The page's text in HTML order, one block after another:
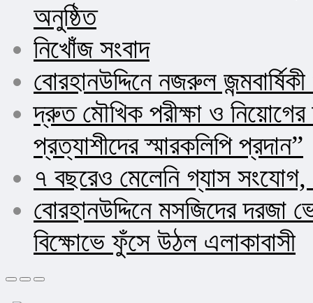
অনুষ্ঠিত
নিখোঁজ সংবাদ
বোরহানউদ্দিনে নজরুল
দ্রুত মৌখিক পরীক্ষা ও
প্রত্যাশীদের স্মারকলিপি প্রদান”
৭ বছরেও মেলেনি গ্যাস
বোরহানউদ্দিনে মসজিদের দরজা
বিক্ষোভে ফুঁসে উঠল এলাকাবাসী